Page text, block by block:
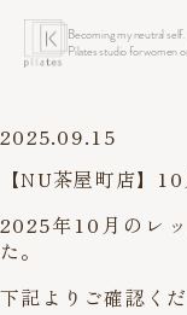
Becoming my neutral self.
Pilates studio for women
2025.09.15
【NU茶屋町店】
2025年10月のレ
た。
下記よりご確認くだ